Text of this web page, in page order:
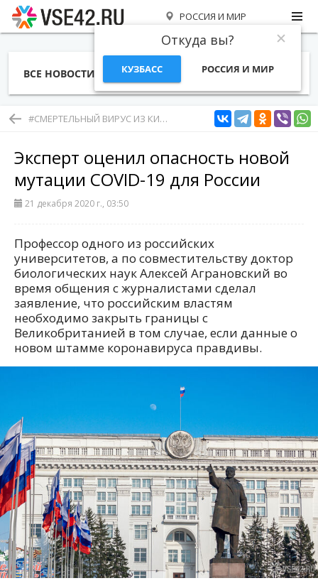
РОССИЯ И МИР
Откуда вы?
КУЗБАСС РОССИЯ И МИР
ВСЕ НОВОСТИ СТАТЬИ ТЕМЫ ФОТО
#СМЕРТЕЛЬНЫЙ ВИРУС ИЗ КИТАЯ
Эксперт оценил опасность новой
мутации COVID-19 для России
21 декабря 2020 г., 03:50
Профессор одного из российских
университетов, а по совместительству доктор
биологических наук Алексей Аграновский во
время общения с журналистами сделал
заявление, что российским властям
необходимо закрыть границы с
Великобританией в том случае, если данные о
новом штамме коронавируса правдивы.